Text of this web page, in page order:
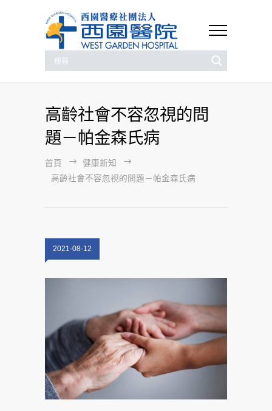
高齡社會不容忽視的問
題－帕金森氏病
首頁
健康新知
高齡社會不容忽視的問題－帕金森氏病
2021-08-12